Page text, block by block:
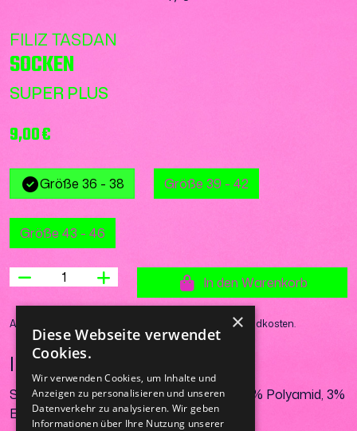
FILIZ TASDAN
SOCKEN
SUPER PLUS
9,00 €
Größe 36 - 38 Größe 39 - 42
Größe 43 - 46
In den Warenkorb
Angezeigte Preise inkl. der gesetzl. MwSt., zzgl. Versandkosten.
Information
Sportsocke, weiß aus 80% Baumwolle, 17% Polyamid, 3%
Elasthan
×
Diese Webseite verwendet
Cookies.
Wir verwenden Cookies, um Inhalte und
Anzeigen zu personalisieren und unseren
Datenverkehr zu analysieren. Wir geben
Informationen über Ihre Nutzung unserer